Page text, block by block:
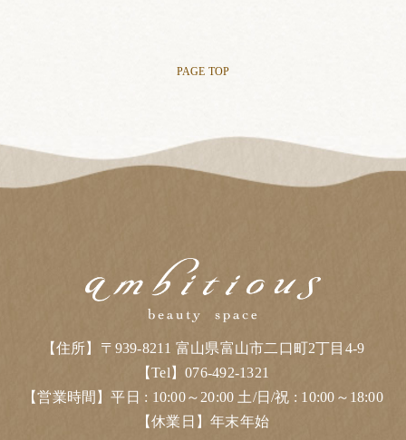
PAGE TOP
【住所】〒939-8211 富山県富山市二口町2丁目4-9
【Tel】076-492-1321
【営業時間】平日 : 10:00～20:00 土/日/祝 : 10:00～18:00
【休業日】年末年始